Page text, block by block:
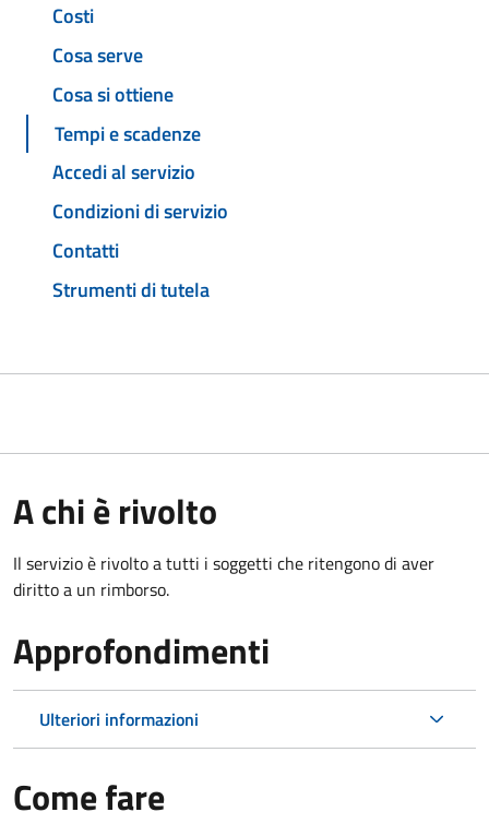
Costi
Cosa serve
Cosa si ottiene
Tempi e scadenze
Accedi al servizio
Condizioni di servizio
Contatti
Strumenti di tutela
A chi è rivolto
Il servizio è rivolto a tutti i soggetti che ritengono di aver
diritto a un rimborso.
Approfondimenti
Ulteriori informazioni
Come fare